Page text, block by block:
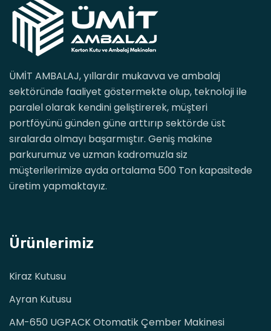
ÜMİT AMBALAJ, yıllardır mukavva ve ambalaj
sektöründe faaliyet göstermekte olup, teknoloji ile
paralel olarak kendini geliştirerek, müşteri
portföyünü günden güne arttırıp sektörde üst
sıralarda olmayı başarmıştır. Geniş makine
parkurumuz ve uzman kadromuzla siz
müşterilerimize ayda ortalama 500 Ton kapasitede
üretim yapmaktayız.
Ürünlerimiz
Kiraz Kutusu
Ayran Kutusu
AM-650 UGPACK Otomatik Çember Makinesi